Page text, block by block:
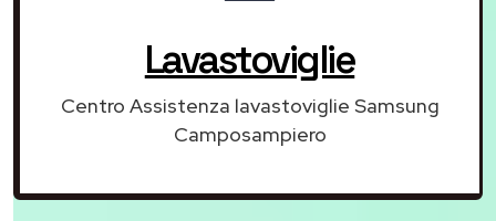
Lavastoviglie
Centro Assistenza lavastoviglie Samsung
Camposampiero